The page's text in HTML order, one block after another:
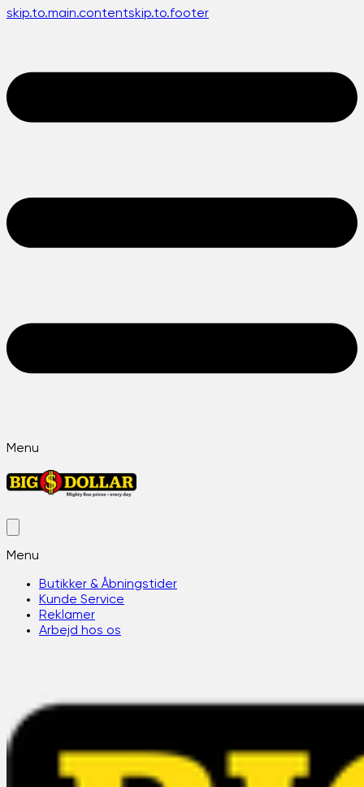
skip.to.main.contentskip.to.footer
Menu
Menu
Butikker & Åbningstider
Kunde Service
Reklamer
Arbejd hos os